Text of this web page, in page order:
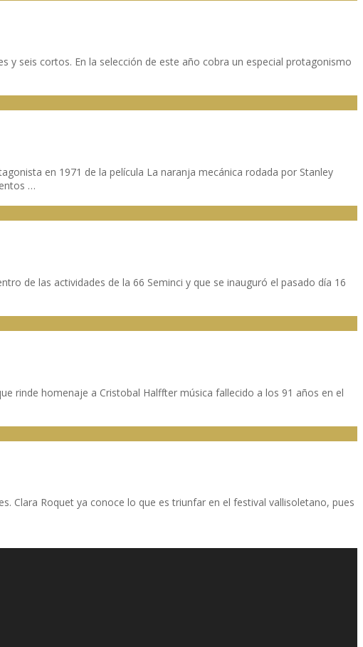
y seis cortos. En la selección de este año cobra un especial protagonismo
en 1971 de la película La naranja mecánica rodada por Stanley
…
de las actividades de la 66 Seminci y que se inauguró el pasado día 16
rinde homenaje a Cristobal Halffter música fallecido a los 91 años en el
Clara Roquet ya conoce lo que es triunfar en el festival vallisoletano, pues